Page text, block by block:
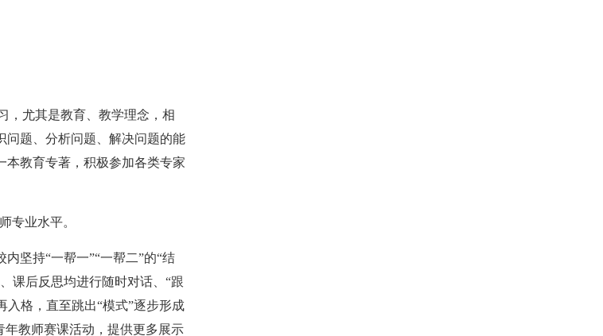
尤其是教育、教学理念，相
问题、分析问题、解决问题的能
本教育专著，积极参加各类专家
专业水平。
坚持“一帮一”“一帮二”的“结
课后反思均进行随时对话、“跟
入格，直至跳出“模式”逐步形成
年教师赛课活动，提供更多展示